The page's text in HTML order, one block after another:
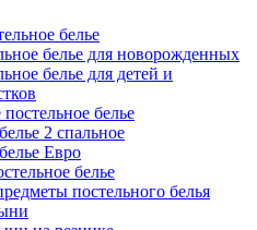
белье
белье для новорожденных
белье для детей и
белье
2 спальное
Евро
белье
постельного белья